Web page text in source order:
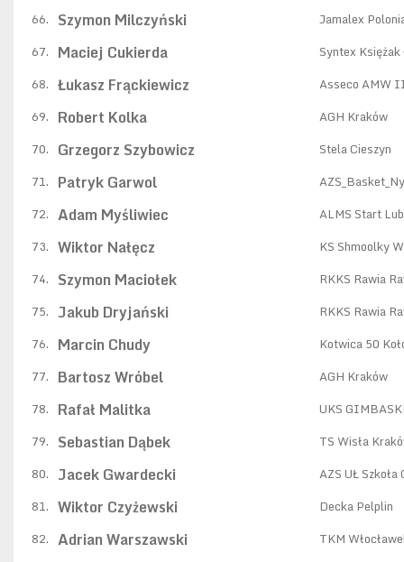
66. Szymon Milczyński
Jamalex
67. Maciej Cukierda
Syntex
68. Łukasz Frąckiewicz
Asseco AMW
69. Robert Kolka
AGH Kraków
70. Grzegorz Szybowicz
Stela Cieszyn
71. Patryk Garwol
72. Adam Myśliwiec
ALMS Start
73. Wiktor Nałęcz
KS Shmoolky
74. Szymon Maciołek
RKKS Rawia
75. Jakub Dryjański
RKKS Rawia
76. Marcin Chudy
Kotwica 50
77. Bartosz Wróbel
AGH Kraków
78. Rafał Malitka
UKS
79. Sebastian Dąbek
TS Wisła
80. Jacek Gwardecki
AZS UŁ
81. Wiktor Czyżewski
Decka Pelplin
82. Adrian Warszawski
TKM